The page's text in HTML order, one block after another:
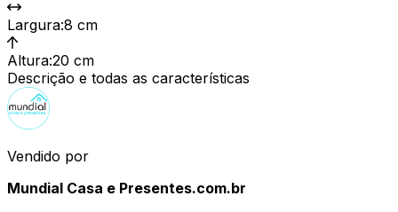
Largura:8 cm
Altura:20 cm
Descrição e todas as características
Vendido por
Mundial Casa e Presentes.com.br